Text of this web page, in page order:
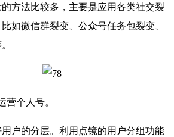
法比较多，主要是应用各类社交裂
如微信群裂变、公众号任务包裂变、
个人号。
的分层。利用点镜的用户分组功能